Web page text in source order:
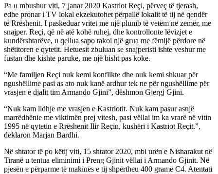
Pa u mbushur viti, 7 janar 2020 Kastriot Reçi, përveç të tjerash,
edhe pronar i TV lokal ekzekutohet përpallë lokalit të tij në qendër
të Rrëshenit. I paskeduar vritet me një plumb të vetëm në zemër, me
snajper. Reçi, që në atë kohë ruhej, dhe kontrollonte lëvizjet e
kundërshtarëve, u qellua sapo takoi një grua me fëmijë përdore në
shëtitoren e qytetit. Hetuesit zbuluan se snajperisti ishte veshur me
fustan dhe kishte paruke, me një bisht pas koke.
“Me familjen Reçi nuk kemi konflikte dhe nuk kemi shkuar për
ngushëllime pasi as ato nuk kanë ardhur tek ne për ngushëllime për
vrasjen e djalit tim Armando Gjini”, dëshmon Gjergj Gjini.
“Nuk kam lidhje me vrasjen e Kastriotit. Nuk kam pasur asnjë
marrëdhënie me viktimën prej vitesh, pasi vëllai im ka vrarë në vitin
1995 në qytetin e Rrëshenit Ilir Reçin, kushëri i Kastriot Reçit.”,
deklaron Marjan Bardhi.
Në shtator të po këtij viti, 15 shtator 2020, mbi urën e Nisharakut në
Tiranë u tentua eliminimi i Preng Gjinit vëllai i Armando Gjinit. Në
pjesën e përparme të makinës e tij shpërtheu 400 gramë C4. Atentati